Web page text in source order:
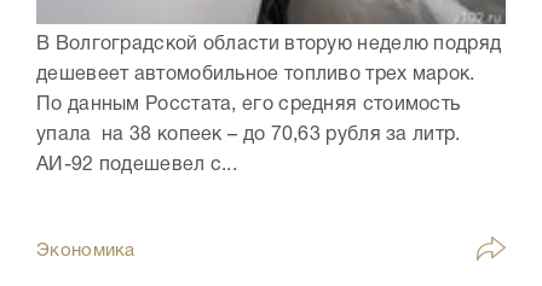
В Волгоградской области вторую неделю подряд
дешевеет автомобильное топливо трех марок.
По данным Росстата, его средняя стоимость
упала на 38 копеек – до 70,63 рубля за литр.
АИ-92 подешевел с...
Экономика